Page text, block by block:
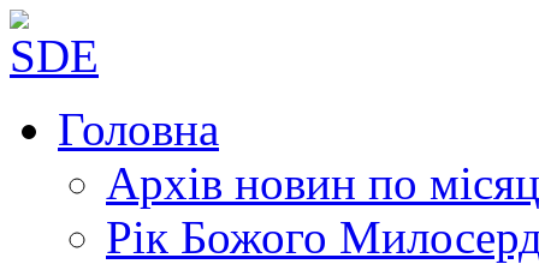
Головна
Архів новин по
Рік Божого